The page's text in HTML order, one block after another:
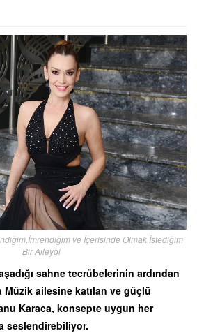
ve İçerisinde Olmak İstediğim
Bir Aileydi
sahne tecrübelerinin ardından
ailesine katılan ve güçlü
Karaca, konsepte uygun her
seslendirebiliyor.